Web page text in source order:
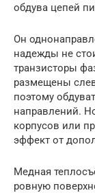
обдува цепей
Он
надежды не
транзисторы
размещены
поэтому
направлений.
корпусов или
эффект от
Медная
ровную